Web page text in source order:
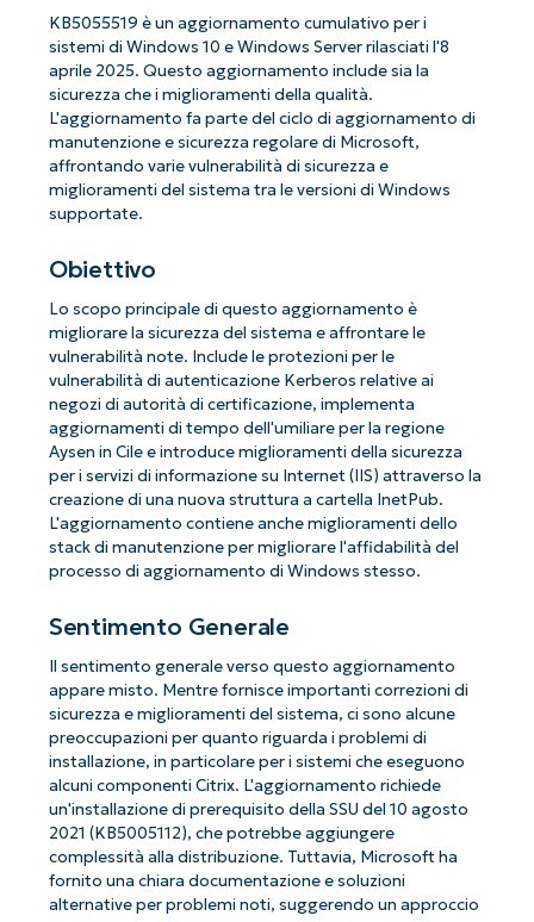
KB5055519 è un aggiornamento cumulativo per i
sistemi di Windows 10 e Windows Server rilasciati l'8
aprile 2025. Questo aggiornamento include sia la
sicurezza che i miglioramenti della qualità.
L'aggiornamento fa parte del ciclo di aggiornamento di
manutenzione e sicurezza regolare di Microsoft,
affrontando varie vulnerabilità di sicurezza e
miglioramenti del sistema tra le versioni di Windows
supportate.
Obiettivo
Lo scopo principale di questo aggiornamento è
migliorare la sicurezza del sistema e affrontare le
vulnerabilità note. Include le protezioni per le
vulnerabilità di autenticazione Kerberos relative ai
negozi di autorità di certificazione, implementa
aggiornamenti di tempo dell'umiliare per la regione
Aysen in Cile e introduce miglioramenti della sicurezza
per i servizi di informazione su Internet (IIS) attraverso la
creazione di una nuova struttura a cartella InetPub.
L'aggiornamento contiene anche miglioramenti dello
stack di manutenzione per migliorare l'affidabilità del
processo di aggiornamento di Windows stesso.
Sentimento Generale
Il sentimento generale verso questo aggiornamento
appare misto. Mentre fornisce importanti correzioni di
sicurezza e miglioramenti del sistema, ci sono alcune
preoccupazioni per quanto riguarda i problemi di
installazione, in particolare per i sistemi che eseguono
alcuni componenti Citrix. L'aggiornamento richiede
un'installazione di prerequisito della SSU del 10 agosto
2021 (KB5005112), che potrebbe aggiungere
complessità alla distribuzione. Tuttavia, Microsoft ha
fornito una chiara documentazione e soluzioni
alternative per problemi noti, suggerendo un approccio